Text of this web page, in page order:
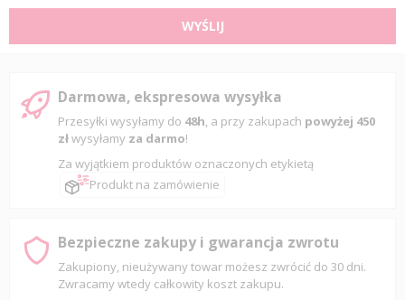
WYŚLIJ
Darmowa, ekspresowa wysyłka
Przesyłki wysyłamy do 48h, a przy zakupach powyżej 450
złwysyłamy za darmo!
Za wyjątkiem produktów oznaczonych etykietą
Produkt na zamówienie
Bezpieczne zakupy i gwarancja zwrotu
Zakupiony, nieużywany towar możesz zwrócić do 30 dni.
Zwracamy wtedy całkowity koszt zakupu.